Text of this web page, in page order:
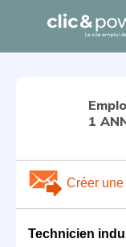
1
Créer une
Technicien